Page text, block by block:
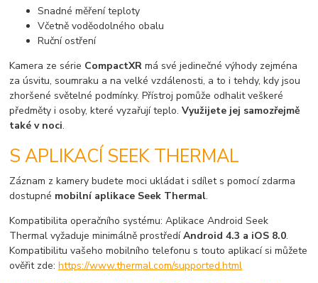
Snadné měření teploty
Včetně voděodolného obalu
Ruční ostření
Kamera ze série CompactXR má své jedinečné výhody zejména
za úsvitu, soumraku a na velké vzdálenosti, a to i tehdy, kdy jsou
zhoršené světelné podmínky. Přístroj pomůže odhalit veškeré
předměty i osoby, které vyzařují teplo.Využijete jej samozřejmě
také v noci.
S APLIKACÍ SEEK THERMAL
Záznam z kamery budete moci ukládat i sdílet s pomocí zdarma
dostupné mobilní aplikace Seek Thermal.
Kompatibilita operačního systému: Aplikace Android Seek
Thermal vyžaduje minimálně prostředíAndroid 4.3 a iOS 8.0.
Kompatibilitu vašeho mobilního telefonu s touto aplikací si můžete
ověřit zde:https://www.thermal.com/supported.html